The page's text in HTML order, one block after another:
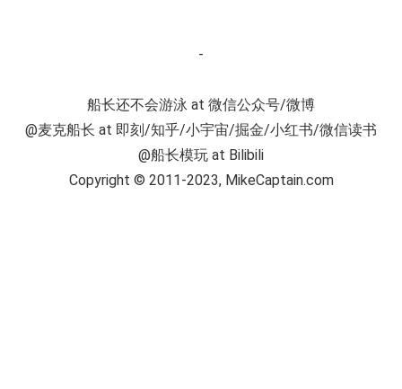
-
船长还不会游泳 at 微信公众号/微博
@麦克船长 at 即刻/知乎/小宇宙/掘金/小红书/微信读书
@船长模玩 at Bilibili
Copyright © 2011-2023, MikeCaptain.com